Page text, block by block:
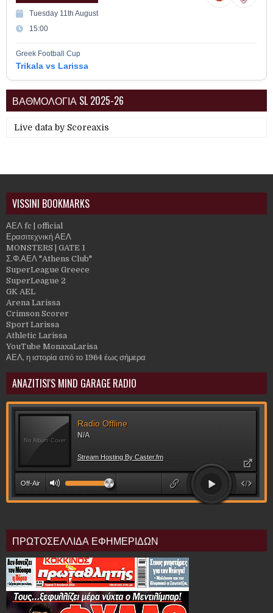
Tuesday 11th August
15:00
Greek Football Cup
Trikala vs Larissa
ΒΑΘΜΟΛΟΓΙΑ SL 2025-26
Live data by Scoreaxis
VISSINI BOOKMARKS
ΑΕΛ fc | official
Ερασιτεχνική ΑΕΛ
MONSTERS | GATE 1
Σ.Φ.ΑΕΛ "Athens Club"
SuperLeague Greece
SuperLeague 2
GK AEL
Arena Larissa
Crimson Scorer
Sport Larissa
Athletic Larissa
YouTube MonaxaLarisa
ΑΕΛ, η ιστορία από το 1964 έως σήμερα
ANAZITISI'S MIND GARAGE RADIO
ΠΡΩΤΟΣΕΛΛΙΔΑ ΕΦΗΜΕΡΙΔΩΝ